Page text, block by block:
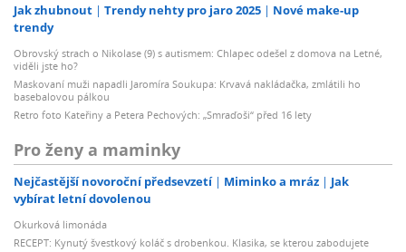
Jak zhubnout Trendy nehty pro jaro 2025
Nové make-up
trendy
Obrovský strach o Nikolase (9) s autismem: Chlapec odešel z domova na Letné,
viděli jste ho?
Maskovaní muži napadli Jaromíra Soukupa: Krvavá nakládačka, zmlátili ho
basebalovou pálkou
Retro foto Kateřiny a Petera Pechových: „Smraďoši“ před 16 lety
Pro ženy a maminky
Nejčastější novoroční předsevzetí Miminko a mráz
Jak
vybírat letní dovolenou
Okurková limonáda
RECEPT: Kynutý švestkový koláč s drobenkou. Klasika, se kterou zabodujete